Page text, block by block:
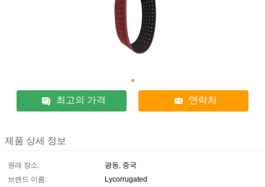
최고의 가격 연락처
제품 상세 정보
원래 장소:
광동, 중국
브랜드 이름:
Lycorrugated